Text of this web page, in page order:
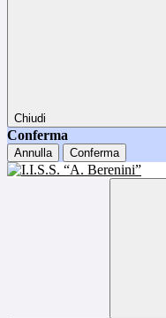
Chiudi
Conferma
Annulla Conferma